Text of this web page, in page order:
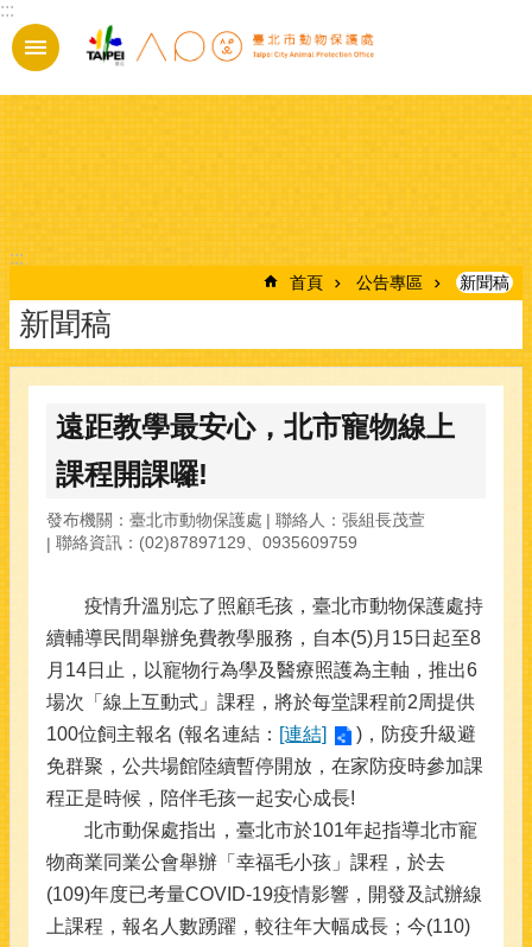
跳到主要內容區塊
:::
:::
首頁 公告專區 新聞稿
新聞稿
遠距教學最安心，北市寵物線上
課程開課囉!
發布機關：臺北市動物保護處
聯絡人：張組長茂萱
聯絡資訊：(02)87897129、0935609759
疫情升溫別忘了照顧毛孩，臺北市動物保護處持
續輔導民間舉辦免費教學服務，自本(5)月15日起至8
月14日止，以寵物行為學及醫療照護為主軸，推出6
場次「線上互動式」課程，將於每堂課程前2周提供
100位飼主報名 (報名連結： [連結]
)，防疫升級避
免群聚，公共場館陸續暫停開放，在家防疫時參加課
程正是時候，陪伴毛孩一起安心成長!
北市動保處指出，臺北市於101年起指導北市寵
物商業同業公會舉辦「幸福毛小孩」課程，於去
(109)年度已考量COVID-19疫情影響，開發及試辦線
上課程，報名人數踴躍，較往年大幅成長；今(110)